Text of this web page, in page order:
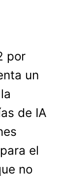
por
un
de IA
el
no